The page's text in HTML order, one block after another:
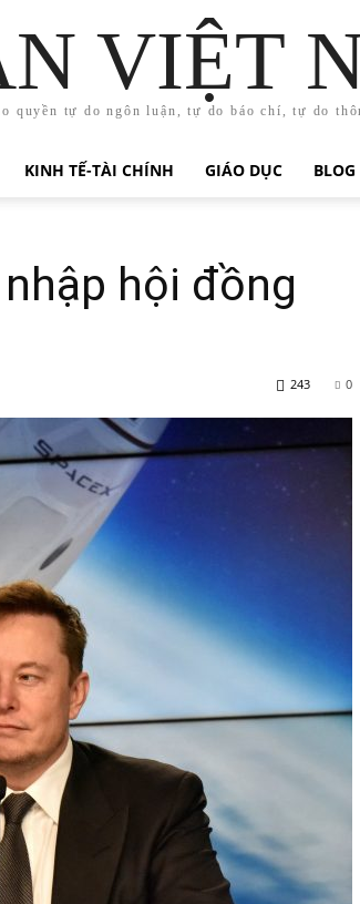
VIỆT
quyền tự do ngôn luận, tự do báo chí, tự do
KINH TẾ-TÀI CHÍNH GIÁO DỤC BLOG
hội đồng
0
243